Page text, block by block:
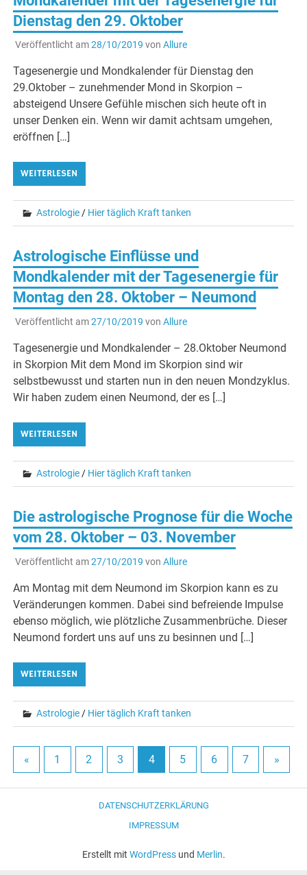
Dienstag den 29. Oktober
Veröffentlicht am28/10/2019 von Allure
Tagesenergie und Mondkalender für Dienstag den
29.Oktober – zunehmender Mond in Skorpion –
absteigend Unsere Gefühle mischen sich heute oft in
unser Denken ein. Wenn wir damit achtsam umgehen,
eröffnen […]
WEITERLESEN
Astrologie/ Hier täglich Kraft tanken
Astrologische Einflüsse und
Mondkalender mit der Tagesenergie für
Montag den 28. Oktober – Neumond
Veröffentlicht am27/10/2019 von Allure
Tagesenergie und Mondkalender – 28.Oktober Neumond
in Skorpion Mit dem Mond im Skorpion sind wir
selbstbewusst und starten nun in den neuen Mondzyklus.
Wir haben zudem einen Neumond, der es […]
WEITERLESEN
Astrologie / Hier täglich Kraft tanken
Die astrologische Prognose für die Woche
vom 28. Oktober – 03. November
Veröffentlicht am27/10/2019 von Allure
Am Montag mit dem Neumond im Skorpion kann es zu
Veränderungen kommen. Dabei sind befreiende Impulse
ebenso möglich, wie plötzliche Zusammenbrüche. Dieser
Neumond fordert uns auf uns zu besinnen und […]
WEITERLESEN
Astrologie / Hier täglich Kraft tanken
« 1 2 3 4 5 6 7 »
DATENSCHUTZERKLÄRUNG
IMPRESSUM
Erstellt mit WordPressund Merlin.